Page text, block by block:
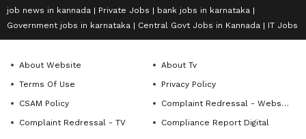
job news in kannada Private Jobs
bank jobs in karnataka
Government jobs in karnataka
Central Govt Jobs in Kannada IT Jobs
About Website
About Tv
Terms Of Use
Privacy Policy
CSAM Policy
Complaint Redressal - Website
Complaint Redressal - TV
Compliance Report Digital